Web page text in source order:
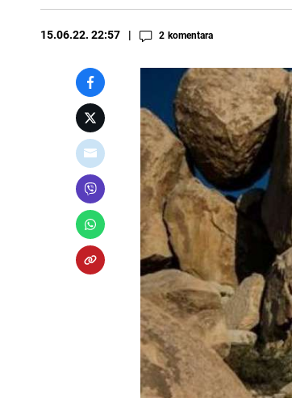
15.06.22. 22:57 2 komentara